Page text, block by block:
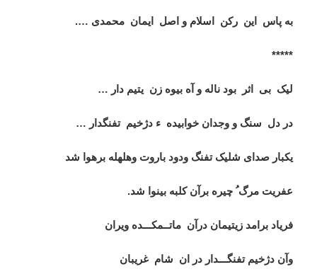
به پاس این رکن اسلام و اصل ایمان محمدی …
.
*****
لیک بی اثر بود ناله و آه بیوه زن یتیم دار …
در دل سنگ و وجدان خوابیده ء دژخیم تفنگدار …
یکبار صدای شلیک تفنگ ودود باروت وهلهله برهوا شد
عفریت مرگ ُ چیره برآن کلبه بینوا شد.
فریاد برامد زیتیمان درآن ماتــمکـــده ویران
وآن دژخیم تفنگـــدار در ان شام غریبان